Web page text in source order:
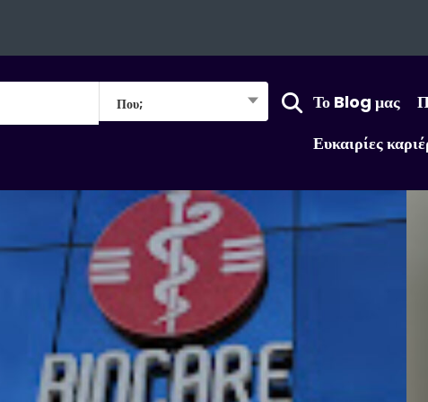
Που; Το Blog μας
Ευκαιρίες